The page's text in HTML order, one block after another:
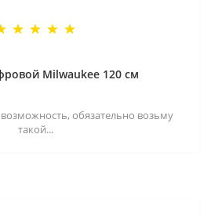
Milwaukee 120 см
обязательно возьму
такой...